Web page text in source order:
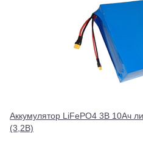
Аккумулятор LiFePO4 3В 10Ач
(3,2В)